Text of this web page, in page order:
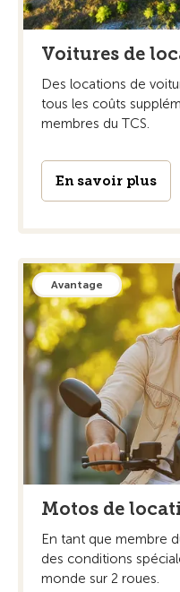
Voitures de
Des locations de
tous les coûts
membres du TCS.
En savoir plus
Avantage
Motos de
En tant que membre
des conditions
monde sur 2 roues.